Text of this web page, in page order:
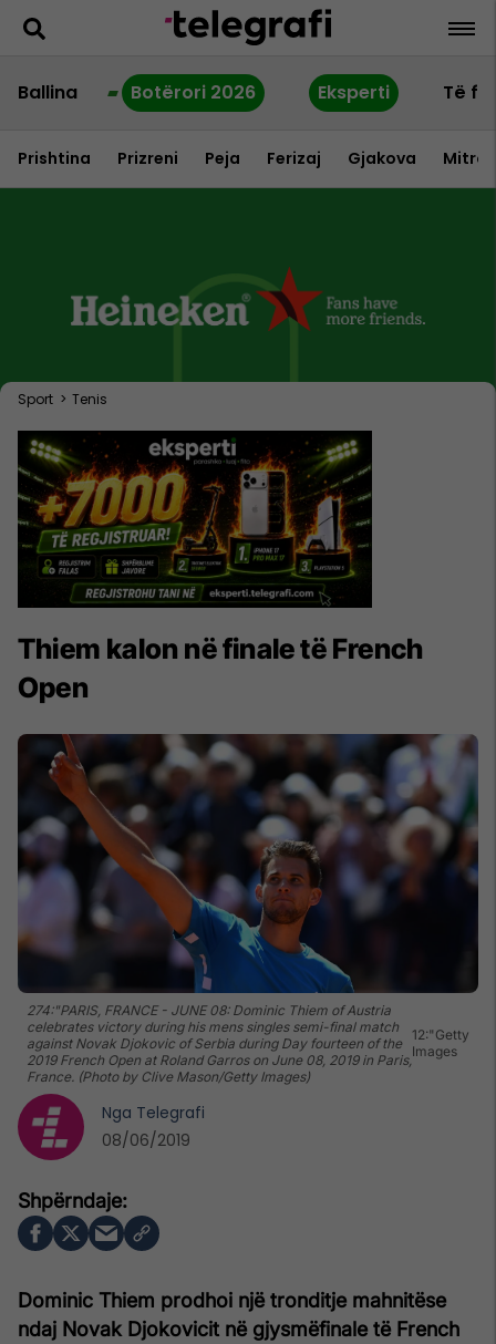
Ballina Botërori 2026 Eksperti Të
Prishtina Prizreni Peja Ferizaj Gjakova
Sport > Tenis
Thiem kalon në finale të French
Open
274:"PARIS, FRANCE - JUNE 08: Dominic Thiem of Austria
celebrates victory during his mens singles semi-final match
against Novak Djokovic of Serbia during Day fourteen of the
2019 French Open at Roland Garros on June 08, 2019 in Paris,
France. (Photo by Clive Mason/Getty Images)
12:"Getty
Images
Dominic Thiem prodhoi një tronditje mahnitëse
ndaj Novak Djokovicit në gjysmëfinale të French
Nga Telegrafi
08/06/2019